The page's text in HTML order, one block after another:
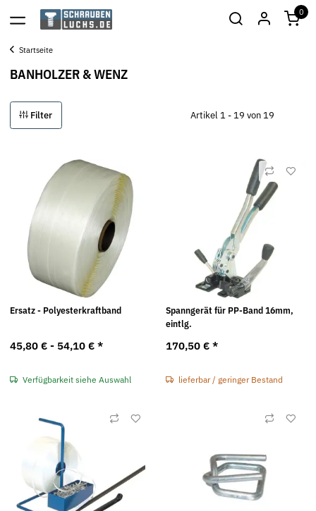
0
Startseite
BANHOLZER & WENZ
Filter Artikel 1 - 19 von 19
Ersatz - Polyesterkraftband
45,80 € - 54,10 € *
Verfügbarkeit siehe Auswahl
Spanngerät für PP-Band 16mm,
eintlg.
170,50 € *
lieferbar / geringer Bestand